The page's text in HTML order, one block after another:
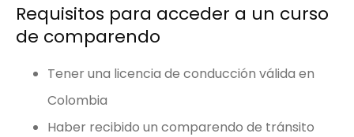
Requisitos para acceder a un curso
de comparendo
Tener una licencia de conducción válida en
Colombia
Haber recibido un comparendo de tránsito